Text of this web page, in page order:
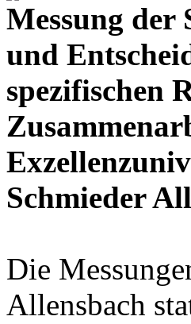
Messung
und
spezifischen
Schmieder
Die
Allensbach